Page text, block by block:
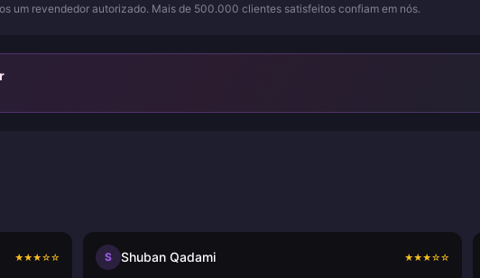
um revendedor autorizado. Mais de 500.000 clientes satisfeitos confiam em nós.
★★★☆☆ S Shuban Qadami ★★★☆☆